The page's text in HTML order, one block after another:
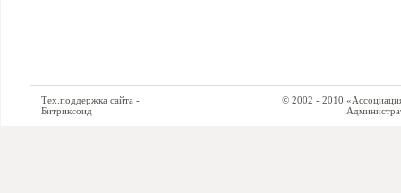
Тех.поддержка сайта -
Битриксоид
© 2002 - 2010 «Ассоциация